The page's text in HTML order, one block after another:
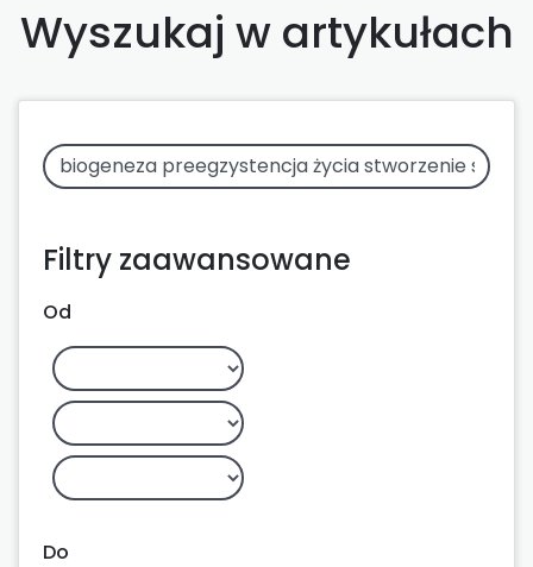
Wyszukaj w artykułach
Filtry zaawansowane
Od
Do